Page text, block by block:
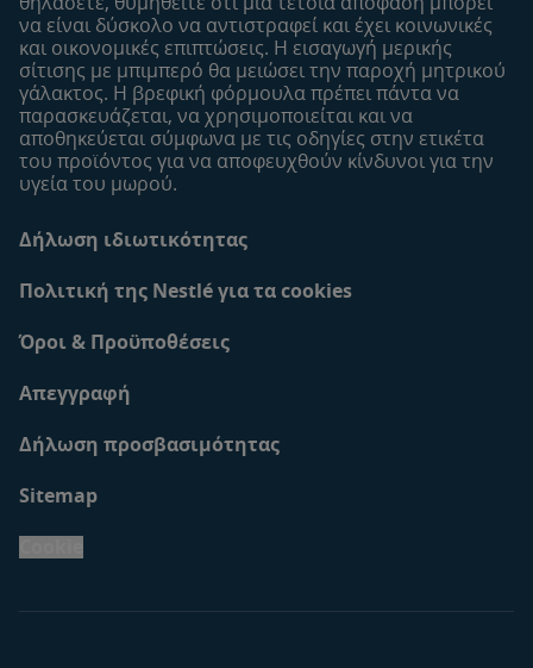
24765
24770
24785
24790
να είναι δύσκολο να αντιστραφεί και έχει κοινωνικές
και οικονομικές επιπτώσεις. Η εισαγωγή μερικής
σίτισης με μπιμπερό θα μειώσει την παροχή μητρικού
γάλακτος. Η βρεφική φόρμουλα πρέπει πάντα να
παρασκευάζεται, να χρησιμοποιείται και να
αποθηκεύεται σύμφωνα με τις οδηγίες στην ετικέτα
του προϊόντος για να αποφευχθούν κίνδυνοι για την
υγεία του μωρού.
Δήλωση ιδιωτικότητας
Πολιτική της Nestlé για τα cookies
Όροι & Προϋποθέσεις
Απεγγραφή
Δήλωση προσβασιμότητας
Sitemap